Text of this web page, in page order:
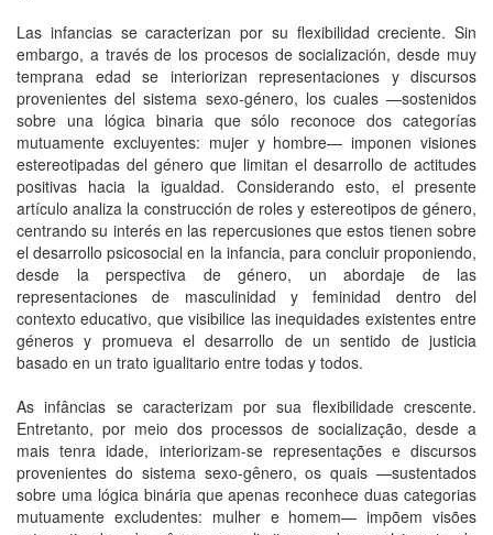
Las infancias se caracterizan por su flexibilidad creciente. Sin
embargo, a través de los procesos de socialización, desde muy
temprana edad se interiorizan representaciones y discursos
provenientes del sistema sexo-género, los cuales —sostenidos
sobre una lógica binaria que sólo reconoce dos categorías
mutuamente excluyentes: mujer y hombre— imponen visiones
estereotipadas del género que limitan el desarrollo de actitudes
positivas hacia la igualdad. Considerando esto, el presente
artículo analiza la construcción de roles y estereotipos de género,
centrando su interés en las repercusiones que estos tienen sobre
el desarrollo psicosocial en la infancia, para concluir proponiendo,
desde la perspectiva de género, un abordaje de las
representaciones de masculinidad y feminidad dentro del
contexto educativo, que visibilice las inequidades existentes entre
géneros y promueva el desarrollo de un sentido de justicia
basado en un trato igualitario entre todas y todos.
As infâncias se caracterizam por sua flexibilidade crescente.
Entretanto, por meio dos processos de socialização, desde a
mais tenra idade, interiorizam-se representações e discursos
provenientes do sistema sexo-gênero, os quais —sustentados
sobre uma lógica binária que apenas reconhece duas categorias
mutuamente excludentes: mulher e homem— impõem visões